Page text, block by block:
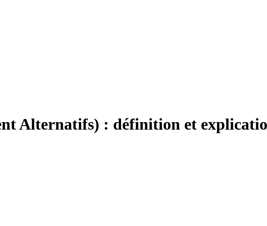
Alternatifs) : définition et